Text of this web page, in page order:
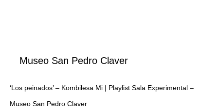
Museo San Pedro Claver
‘Los peinados’ – Kombilesa Mi | Playlist Sala Experimental –
Museo San Pedro Claver